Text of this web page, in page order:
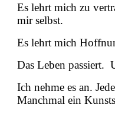
Es lehrt mich zu
mir selbst.
Es lehrt mich
Das Leben passiert.
Ich nehme es an.
Manchmal ein